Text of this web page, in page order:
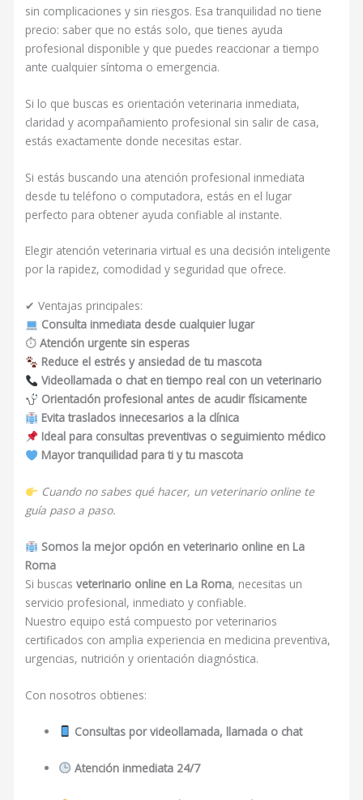
sin complicaciones y sin riesgos. Esa tranquilidad no tiene
precio: saber que no estás solo, que tienes ayuda
profesional disponible y que puedes reaccionar a tiempo
ante cualquier síntoma o emergencia.
Si lo que buscas es orientación veterinaria inmediata,
claridad y acompañamiento profesional sin salir de casa,
estás exactamente donde necesitas estar.
Si estás buscando una atención profesional inmediata
desde tu teléfono o computadora, estás en el lugar
perfecto para obtener ayuda confiable al instante.
Elegir atención veterinaria virtual es una decisión inteligente
por la rapidez, comodidad y seguridad que ofrece.
✔ Ventajas principales:
Consulta inmediata desde cualquier lugar
⏱Atención urgente sin esperas
Reduce el estrés y ansiedad de tu mascota
Videollamada o chat en tiempo real con un veterinario
Orientación profesional antes de acudir físicamente
Evita traslados innecesarios a la clínica
Ideal para consultas preventivas o seguimiento médico
Mayor tranquilidad para ti y tu mascota
Cuando no sabes qué hacer, un veterinario online te
guía paso a paso.
Somos la mejor opción en veterinario online en La
Roma
Si buscasveterinario online en La Roma, necesitas un
servicio profesional, inmediato y confiable.
Nuestro equipo está compuesto por veterinarios
certificados con amplia experiencia en medicina preventiva,
urgencias, nutrición y orientación diagnóstica.
Con nosotros obtienes:
Consultas por videollamada, llamada o chat
Atención inmediata 24/7